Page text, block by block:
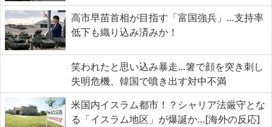
高市早苗首相が目指す「富国強兵」…支持率
低下も織り込み済みか！
笑われたと思い込み暴走…箸で顔を突き刺し
失明危機、韓国で噴き出す対中不満
米国内イスラム都市！？シャリア法厳守とな
る「イスラム地区」が爆誕か…[海外の反応]